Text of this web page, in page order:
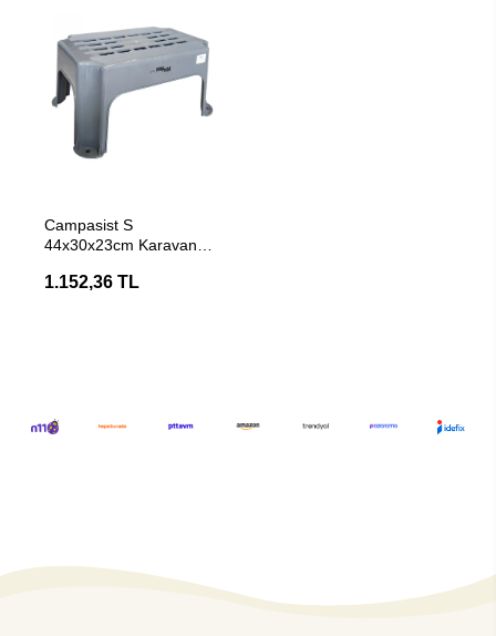
Campasist S
44x30x23cm Karavan
1.152,36 TL